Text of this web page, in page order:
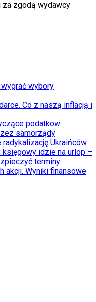
za zgodą wydawcy
wygrać wybory
Co z naszą inflacją i
podatków
samorządy
radykalizację Ukraińców
księgowy idzie na urlop –
terminy
akcji. Wyniki finansowe